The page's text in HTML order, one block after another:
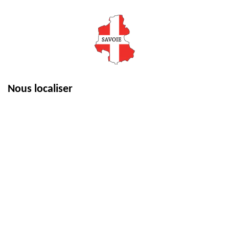
Nous localiser